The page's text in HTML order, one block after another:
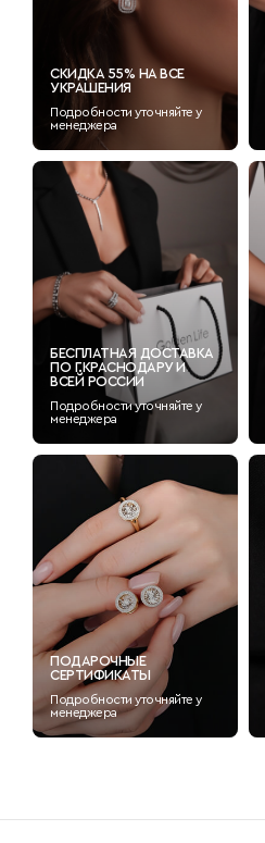
СКИДКА 55% НА ВСЕ
УКРАШЕНИЯ
Подробности уточняйте у
менеджера
БЕСПЛАТНАЯ ДОСТАВКА
ПО Г.КРАСНОДАРУ И
ВСЕЙ РОССИИ
Подробности уточняйте у
менеджера
ПОДАРОЧНЫЕ
СЕРТИФИКАТЫ
Подробности уточняйте у
менеджера